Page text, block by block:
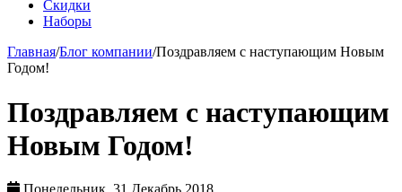
Скидки
Наборы
Главная/Блог компании/Поздравляем с наступающим Новым
Годом!
Поздравляем с наступающим
Новым Годом!